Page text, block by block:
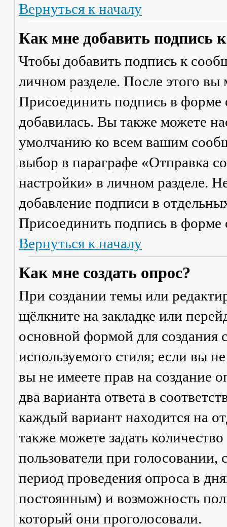
Вернуться к началу
Как мне добавить подпись
Чтобы добавить подпись к
личном разделе. После этого
Присоединить подпись в форме
добавилась. Вы также можете
умолчанию ко всем вашим
выбор в параграфе «Отправка
настройки» в личном разделе.
добавление подписи в
Присоединить подпись в форме
Вернуться к началу
Как мне создать опрос?
При создании темы или
щёлкните на закладке или
основной формой для создания
используемого стиля; если вы
вы не имеете прав на создание
два варианта ответа в
каждый вариант находится на
также можете задать
пользователи при
период проведения опроса в
постоянным) и возможность
который они проголосовали.